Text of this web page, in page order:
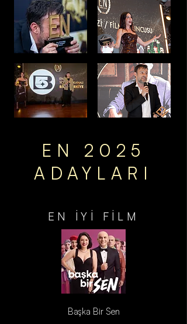
EN 2025
ADAYLARI
EN İYİ FİLM
Başka Bir Sen